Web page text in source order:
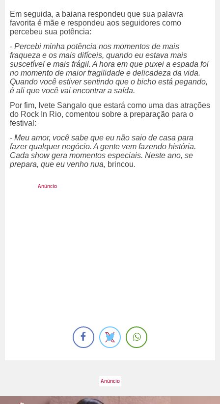
Em seguida, a baiana respondeu que sua palavra
favorita é mãe e respondeu aos seguidores como
percebeu sua potência:
- Percebi minha potência nos momentos de mais
fraqueza e os mais difíceis, quando eu estava mais
suscetível e mais frágil. A hora em que puxei a espada foi
no momento de maior fragilidade e delicadeza da vida.
Quando você estiver sentindo que o bicho está pegando,
é ali que você vai encontrar a saída.
Por fim, Ivete Sangalo que estará como uma das atrações
do Rock In Rio, comentou sobre a preparação para o
festival:
- Meu amor, você sabe que eu não saio de casa para
fazer qualquer negócio. A gente vem fazendo história.
Cada show gera momentos especiais. Neste ano, se
prepara, que eu venho nua, brincou.